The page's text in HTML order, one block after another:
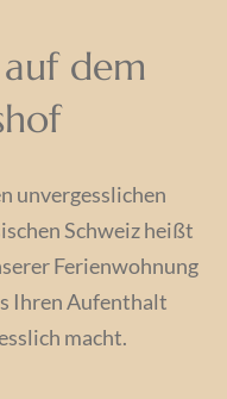
dem
unvergesslichen
Schweiz heißt
Ferienwohnung
Ihren Aufenthalt
macht.